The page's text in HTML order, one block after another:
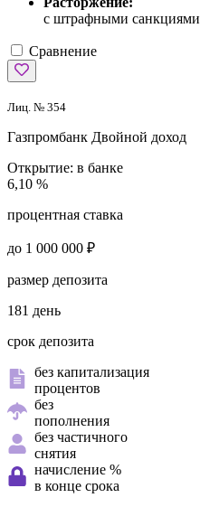
с штрафными санкциями
Сравнение
Лиц. № 354
Газпромбанк Двойной доход
Открытие: в банке
6,10 %
процентная ставка
до 1 000 000 ₽
размер депозита
181 день
срок депозита
без капитализация
процентов
без
пополнения
без частичного
снятия
начисление %
в конце срока